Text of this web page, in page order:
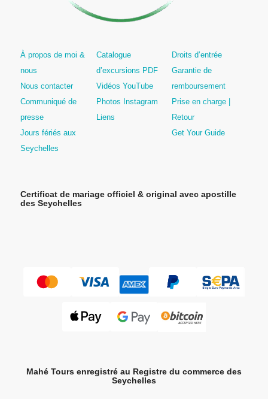
À propos de moi &
nous
Nous contacter
Communiqué de
presse
Jours fériés aux
Seychelles
Catalogue
d’excursions PDF
Vidéos YouTube
Photos Instagram
Liens
Droits d’entrée
Garantie de
remboursement
Prise en charge |
Retour
Get Your Guide
Certificat de mariage officiel & original avec apostille
des Seychelles
Mahé Toursenregistré au Registre du commerce des
Seychelles